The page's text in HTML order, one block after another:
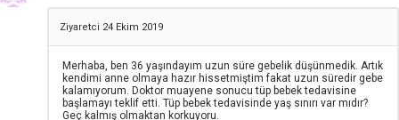
Ziyaretci 24 Ekim 2019
Merhaba, ben 36 yaşındayım uzun süre gebelik düşünmedik. Artık
kendimi anne olmaya hazır hissetmiştim fakat uzun süredir gebe
kalamıyorum. Doktor muayene sonucu tüp bebek tedavisine
başlamayı teklif etti. Tüp bebek tedavisinde yaş sınırı var mıdır?
Geç kalmış olmaktan korkuyoru.